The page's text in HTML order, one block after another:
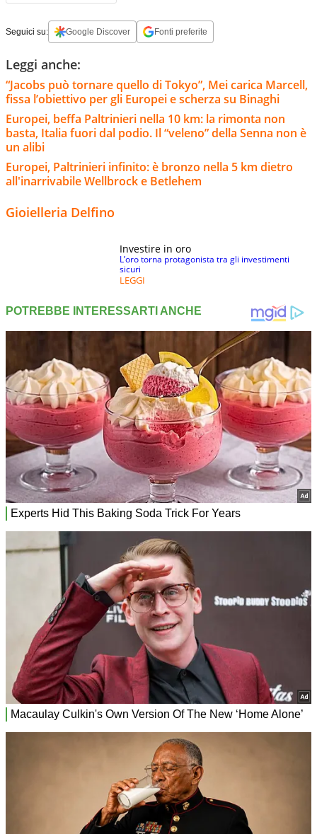
Seguici su: Google Discover Fonti preferite
Leggi anche:
“Jacobs può tornare quello di Tokyo”, Mei carica Marcell,
fissa l’obiettivo per gli Europei e scherza su Binaghi
Europei, beffa Paltrinieri nella 10 km: la rimonta non
basta, Italia fuori dal podio. Il “veleno” della Senna non è
un alibi
Europei, Paltrinieri infinito: è bronzo nella 5 km dietro
all'inarrivabile Wellbrock e Betlehem
Gioielleria Delfino
Investire in oro
L’oro torna protagonista tra gli investimenti
sicuri
LEGGI